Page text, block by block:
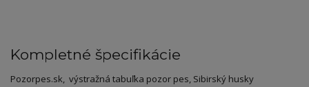
Kompletné špecifikácie
Pozorpes.sk, výstražná tabuľka pozor pes, Sibirský husky